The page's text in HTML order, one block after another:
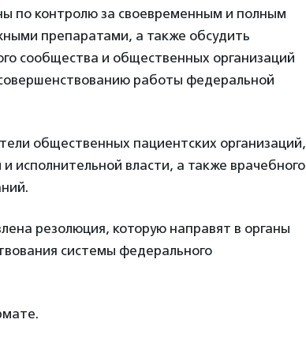
по контролю за своевременным и полным
препаратами, а также обсудить
сообщества и общественных организаций
работы федеральной
общественных пациентских организаций,
исполнительной власти, а также врачебного
резолюция, которую направят в органы
системы федерального